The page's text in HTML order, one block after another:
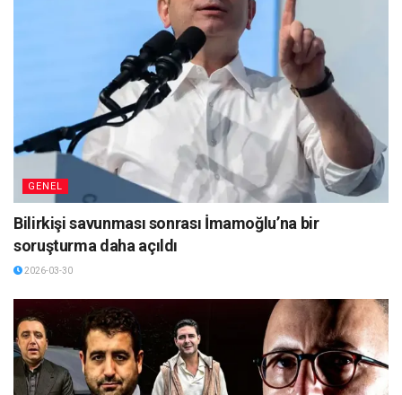
GENEL
Bilirkişi savunması sonrası İmamoğlu’na bir
soruşturma daha açıldı
2026-03-30